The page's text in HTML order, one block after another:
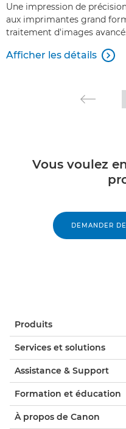
Une impression de
aux imprimantes grand
traitement d'images avancé.
Afficher les détails 
Vous voulez
DEMANDER
Produits
Services et solutions
Assistance & Support
Formation et éducation
À propos de Canon